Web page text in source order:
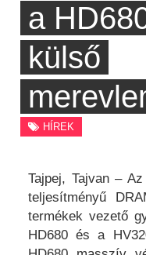
a
külső
HÍREK
Tajpej, Tajvan –
teljesítményű
termékek vezető
HD680 és a